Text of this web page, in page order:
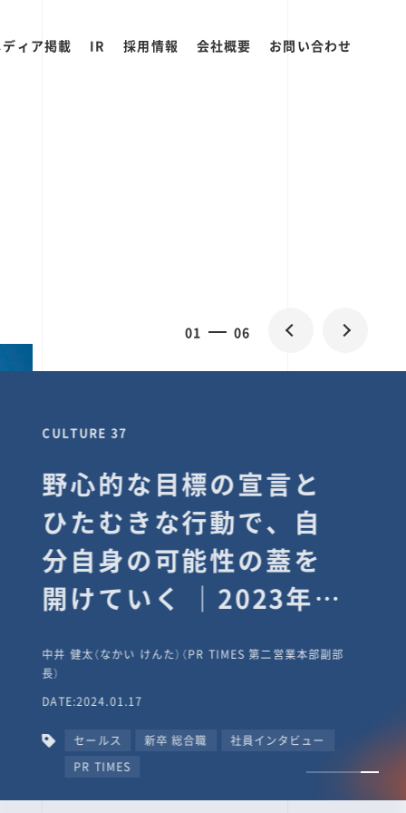
ィア掲載 IR 採用情報 会社概要 お問い合わせ
01 06
CULTURE 37
野心的な目標の宣言と
ひたむきな行動で、自
分自身の可能性の蓋を
開けていく ｜2023年度
タビュー #PR
TIMESな人たち
中井 健太（なかい けんた）（PR TIMES 第二営業本部副部
長）
DATE:2024.01.17
セールス 新卒 総合職
社員インタビュー
PR TIMES